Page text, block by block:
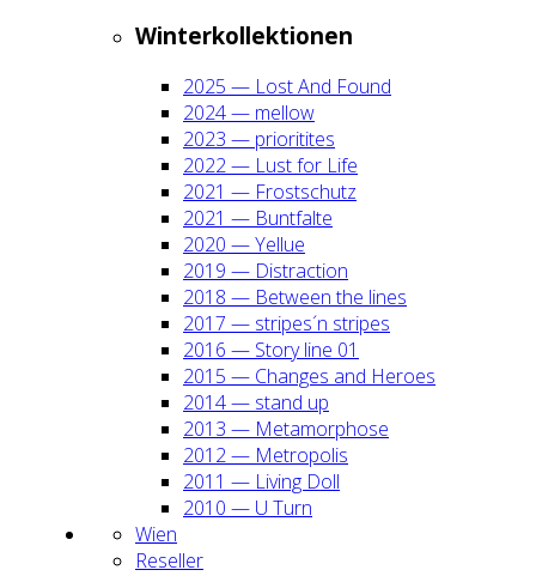
Win­ter­kol­lek­tio­nen
2025 — Lost And Found
2024 — mel­low
2023 — prio­ri­ti­tes
2022 — Lust for Life
2021 — Frost­schutz
2021 — Bunt­fal­te
2020 — Yel­lue
2019 — Dis­trac­tion
2018 — Bet­ween the lines
2017 — stripes´n stripes
2016 — Sto­ry line 01
2015 — Chan­ges and Heroes
2014 — stand up
2013 — Meta­mor­pho­se
2012 — Metro­po­lis
2011 — Living Doll
2010 — U Turn
Wien
Resel­ler